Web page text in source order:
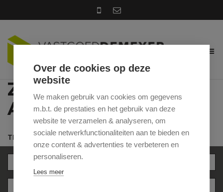
ZOEK IN ONS
AANBOD
- Gemeente -
TE KOOP TE HUUR
Over de cookies op deze
website
We maken gebruik van cookies om gegevens
m.b.t. de prestaties en het gebruik van deze
website te verzamelen & analyseren, om
sociale netwerkfunctionaliteiten aan te bieden en
onze content & advertenties te verbeteren en
personaliseren.
Lees meer